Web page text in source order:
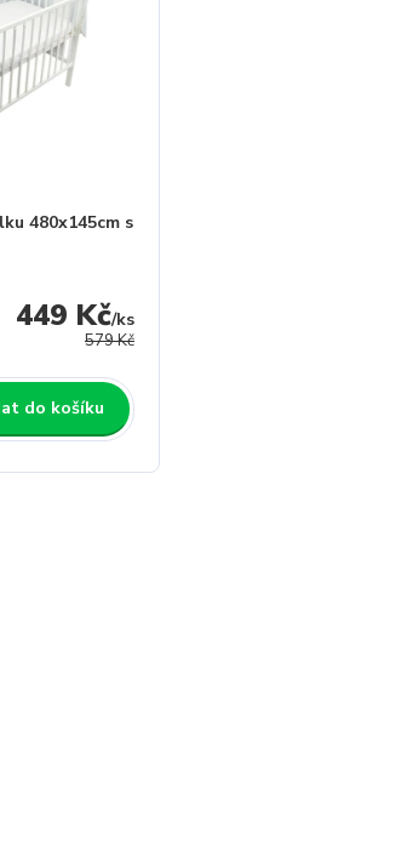
480x145cm s
579 Kč
449 Kč/ks
do košíku